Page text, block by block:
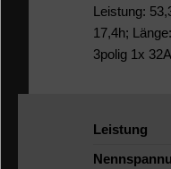
Leistung:
17,4h;
3polig 1x
Leistung